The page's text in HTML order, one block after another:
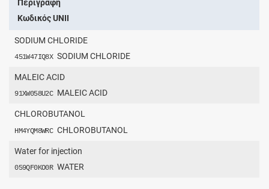
Περιγραφή
Κωδικός UNII
SODIUM CHLORIDE
451W47IQ8X SODIUM CHLORIDE
MALEIC ACID
91XW058U2C MALEIC ACID
CHLOROBUTANOL
HM4YQM8WRC CHLOROBUTANOL
Water for injection
059QF0KO0R WATER